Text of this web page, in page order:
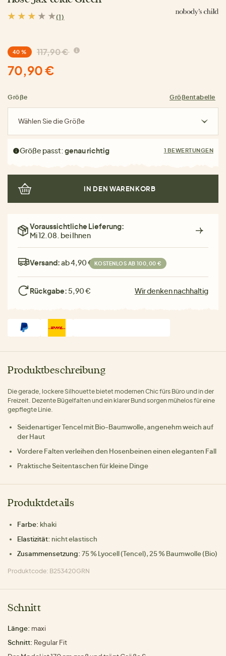
(1)
40 % 117,90 €
70,90 €
Größe Größentabelle
Wählen Sie die Größe
Größe passt:genau richtig 1 BEWERTUNGEN
IN DEN WARENKORB
Voraussichtliche Lieferung:
Mi 12.08. bei Ihnen
Versand:ab 4,90 € KOSTENLOS AB 100,00 €
Rückgabe: 5,90 € Wir denken nachhaltig
Produktbeschreibung
Die gerade, lockere Silhouette bietet modernen Chic fürs Büro und in der
Freizeit. Dezente Bügelfalten und ein klarer Bund sorgen mühelos für eine
gepflegte Linie.
Seidenartiger Tencel mit Bio-Baumwolle, angenehm weich auf
der Haut
Vordere Falten verleihen den Hosenbeinen einen eleganten Fall
Praktische Seitentaschen für kleine Dinge
Produktdetails
Farbe: khaki
Elastizität: nicht elastisch
Zusammensetzung: 75 % Lyocell (Tencel), 25 % Baumwolle (Bio)
Produktcode: B253420GRN
Schnitt
Länge: maxi
Schnitt: Regular Fit